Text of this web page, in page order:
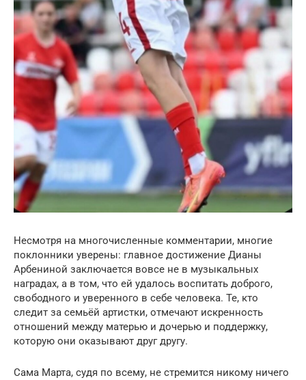
Несмотря на многочисленные комментарии, многие
поклонники уверены: главное достижение Дианы
Арбениной заключается вовсе не в музыкальных
наградах, а в том, что ей удалось воспитать доброго,
свободного и уверенного в себе человека. Те, кто
следит за семьёй артистки, отмечают искренность
отношений между матерью и дочерью и поддержку,
которую они оказывают друг другу.
Сама Марта, судя по всему, не стремится никому ничего